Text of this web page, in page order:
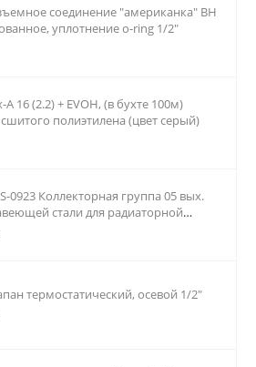
соединение "американка" ВН
уплотнение o-ring 1/2"
16 (2.2) + EVOH, (в бухте 100м)
полиэтилена (цвет серый)
0923 Коллекторная группа 05 вых.
стали для радиаторной
термостатический, осевой 1/2"